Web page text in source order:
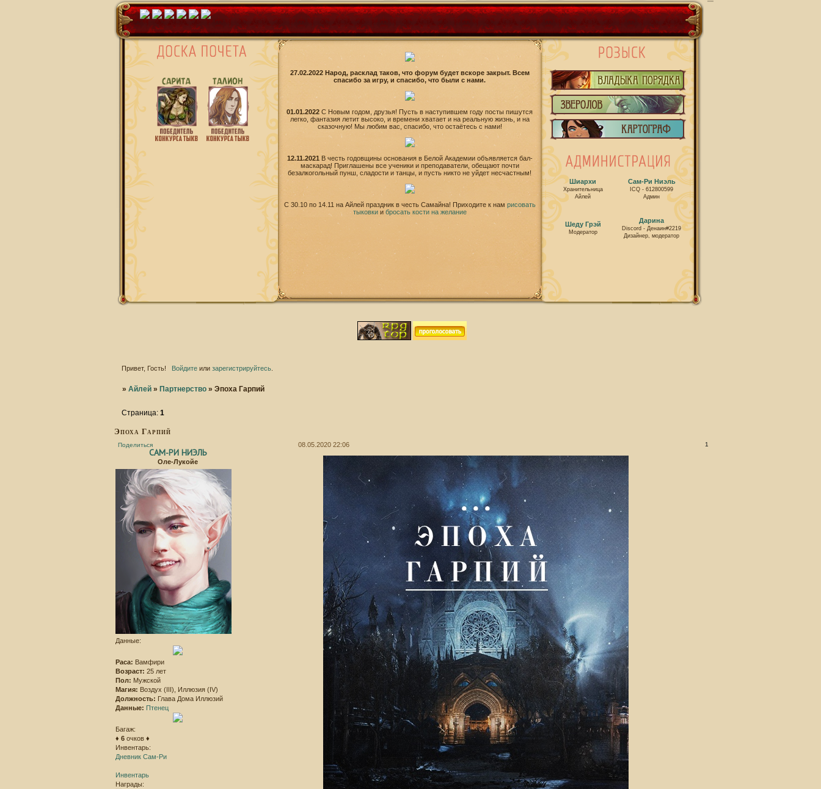
27.02.2022 Народ, расклад таков, что форум будет вскоре закрыт. Всем
спасибо за игру, и спасибо, что были с нами.
01.01.2022 С Новым годом, друзья! Пусть в наступившем году посты пишутся
легко, фантазия летит высоко, и времени хватает и на реальную жизнь, и на
сказочную! Мы любим вас, спасибо, что остаётесь с нами!
12.11.2021
В честь годовщины основания в Белой Академии объявляется бал-
маскарад! Приглашены все ученики и преподаватели, обещают почти
безалкогольный пунш, сладости и танцы, и пусть никто не уйдет несчастным!
С 30.10 по 14.11 на Айлей праздник в честь Самайна! Приходите к нам рисовать
тыковкии бросать кости на желание
Шиархи
Хранительница
Айлей
Сам-Ри Ниэль
ICQ - 612800599
Админ
Шеду Грэй
Модератор
Дарина
Discord - Денаин#2219
Дизайнер, модератор
Привет, Гость! Войдитеили зарегистрируйтесь.
»Айлей » Партнерство »Эпоха Гарпий
Эпоха Гарпий
Страница:1
Поделиться 1
08.05.2020 22:06
САМ-РИ НИЭЛЬ
Оле-Лукойе
Данные:
Раса: Вамфири
Возраст: 25 лет
Пол: Мужской
Магия: Воздух (III), Иллюзия (IV)
Должность: Глава Дома Иллюзий
Данные: Птенец
Багаж:
♦ 6 очков ♦
Инвентарь:
Дневник Сам-Ри
Инвентарь
Награды: